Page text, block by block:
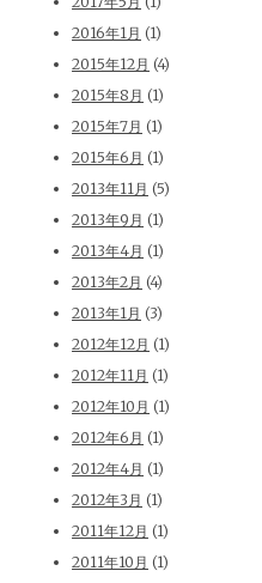
2016年1月 (1)
2015年12月 (4)
2015年8月 (1)
2015年7月 (1)
2015年6月 (1)
2013年11月 (5)
2013年9月 (1)
2013年4月 (1)
2013年2月 (4)
2013年1月 (3)
2012年12月 (1)
2012年11月 (1)
2012年10月 (1)
2012年6月 (1)
2012年4月 (1)
2012年3月 (1)
2011年12月 (1)
2011年10月 (1)